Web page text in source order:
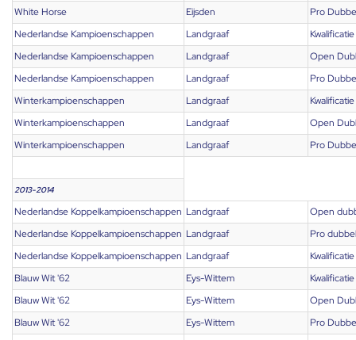
White Horse
Eijsden
Pro
Nederlandse Kampioenschappen
Landgraaf
Kwalificatie
Nederlandse Kampioenschappen
Landgraaf
Open
Nederlandse Kampioenschappen
Landgraaf
Pro
Winterkampioenschappen
Landgraaf
Kwalificatie
Winterkampioenschappen
Landgraaf
Open
Winterkampioenschappen
Landgraaf Pro
2013-2014
Nederlandse Koppelkampioenschappen Landgraaf
Open
Nederlandse Koppelkampioenschappen Landgraaf
Pro dubbel
Nederlandse Koppelkampioenschappen Landgraaf
Kwalificatie
Blauw Wit '62
Eys-Wittem
Kwalificatie
Blauw Wit '62
Eys-Wittem
Open
Blauw Wit '62
Eys-Wittem
Pro